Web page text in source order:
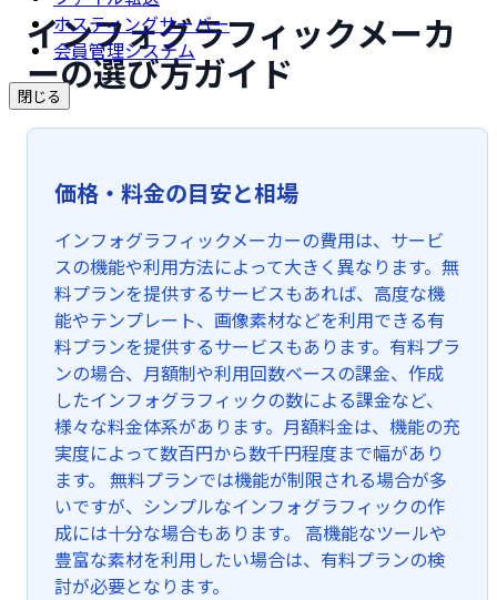
ホスティングサーバー
会員管理システム
閉じる
インフォグラフィックメーカ
ーの選び方ガイド
価格・料金の目安と相場
インフォグラフィックメーカーの費用は、サービ
スの機能や利用方法によって大きく異なります。無
料プランを提供するサービスもあれば、高度な機
能やテンプレート、画像素材などを利用できる有
料プランを提供するサービスもあります。有料プラ
ンの場合、月額制や利用回数ベースの課金、作成
したインフォグラフィックの数による課金など、
様々な料金体系があります。月額料金は、機能の充
実度によって数百円から数千円程度まで幅があり
ます。 無料プランでは機能が制限される場合が多
いですが、シンプルなインフォグラフィックの作
成には十分な場合もあります。 高機能なツールや
豊富な素材を利用したい場合は、有料プランの検
討が必要となります。